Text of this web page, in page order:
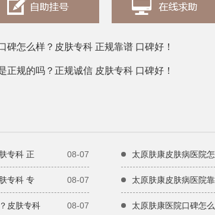
碑怎么样？皮肤专科 正规靠谱 口碑好！
正规的吗？正规诚信 皮肤专科 口碑好！
专科 正 08-07 太原肤康皮肤病医院
专科 专 08-07 太原肤康皮肤病医院
皮肤专科 08-07 太原肤康医院口碑怎